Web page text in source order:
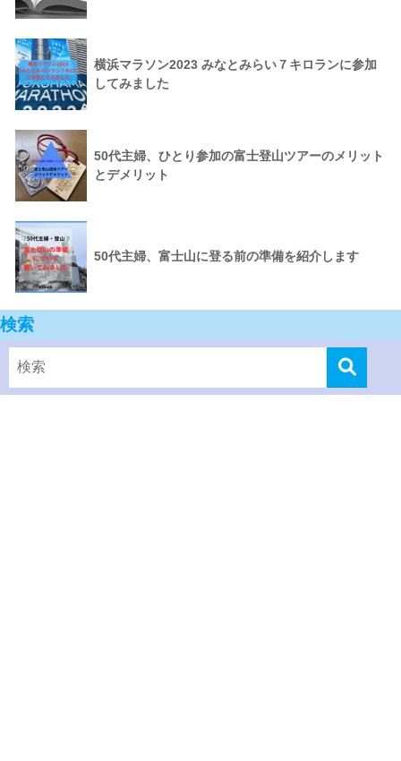
横浜マラソン2023 みなとみらい７キロランに参加
してみました
50代主婦、ひとり参加の富士登山ツアーのメリット
とデメリット
50代主婦、富士山に登る前の準備を紹介します
検索